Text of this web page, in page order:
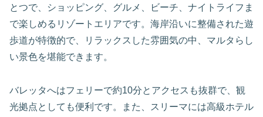
とつで、ショッピング、グルメ、ビーチ、ナイトライフま
で楽しめるリゾートエリアです。海岸沿いに整備された遊
歩道が特徴的で、リラックスした雰囲気の中、マルタらし
い景色を堪能できます。
バレッタへはフェリーで約10分とアクセスも抜群で、観
光拠点としても便利です。また、スリーマには高級ホテル